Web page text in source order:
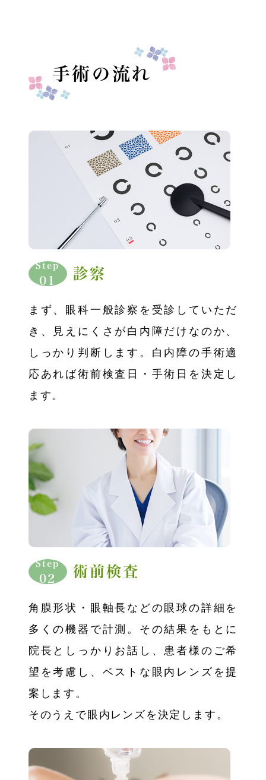
手術の流れ
Step
01 診察
まず、眼科一般診察を受診していただ
き、見えにくさが白内障だけなのか、
しっかり判断します。白内障の手術適
応あれば術前検査日・手術日を決定し
ます。
Step
02 術前検査
角膜形状・眼軸長などの眼球の詳細を
多くの機器で計測。その結果をもとに
院長としっかりお話し、患者様のご希
望を考慮し、ベストな眼内レンズを提
案します。
そのうえで眼内レンズを決定します。